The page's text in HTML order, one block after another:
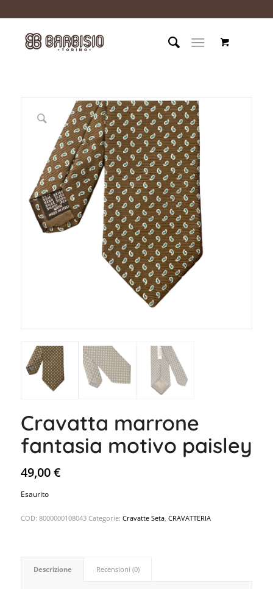
Cravatta marrone
fantasia motivo paisley
49,00€
Esaurito
COD: 8000000108043 Categorie: Cravatte Seta, CRAVATTERIA
Descrizione Recensioni (0)